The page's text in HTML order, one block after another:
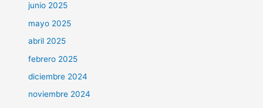
junio 2025
mayo 2025
abril 2025
febrero 2025
diciembre 2024
noviembre 2024